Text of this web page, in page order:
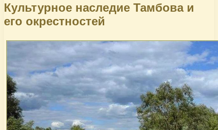
Культурное наследие Тамбова и
его окрестностей